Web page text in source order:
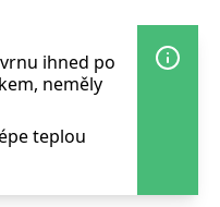
ihned po
neměly
teplou